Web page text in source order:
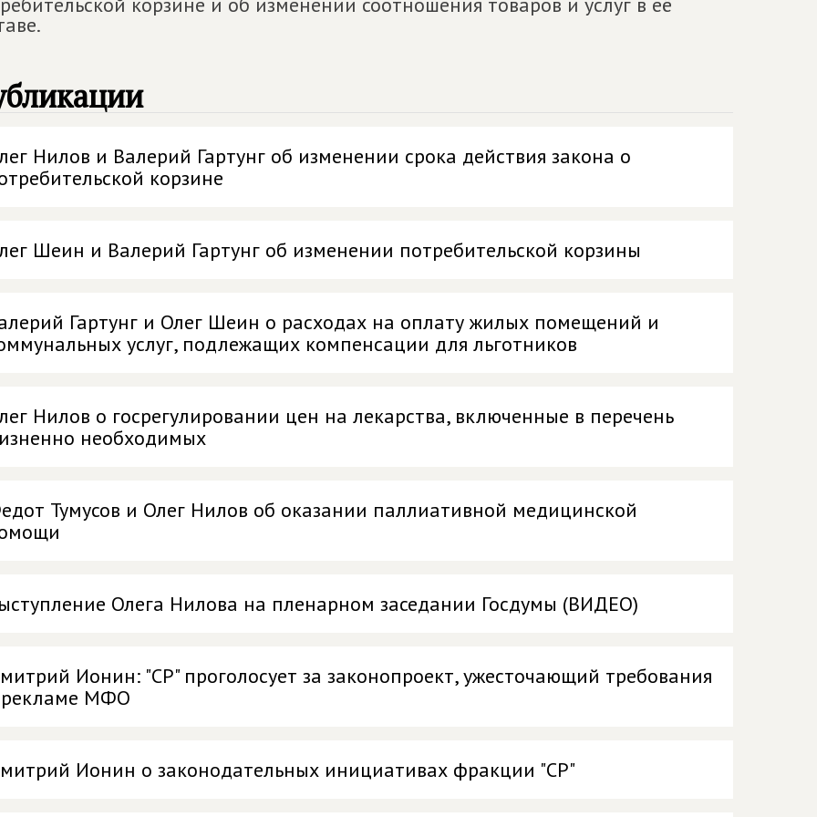
Нилов и Валерий Гартунг об изменении срока действия закона о
корзине
Шеин и Валерий Гартунг об изменении потребительской корзины
Гартунг и Олег Шеин о расходах на оплату жилых помещений и
услуг, подлежащих компенсации для льготников
Нилов о госрегулировании цен на лекарства, включенные в перечень
необходимых
Тумусов и Олег Нилов об оказании паллиативной медицинской
Олега Нилова на пленарном заседании Госдумы (ВИДЕО)
Ионин: "СР" проголосует за законопроект, ужесточающий требования
рекламе МФО
Ионин о законодательных инициативах фракции "СР"